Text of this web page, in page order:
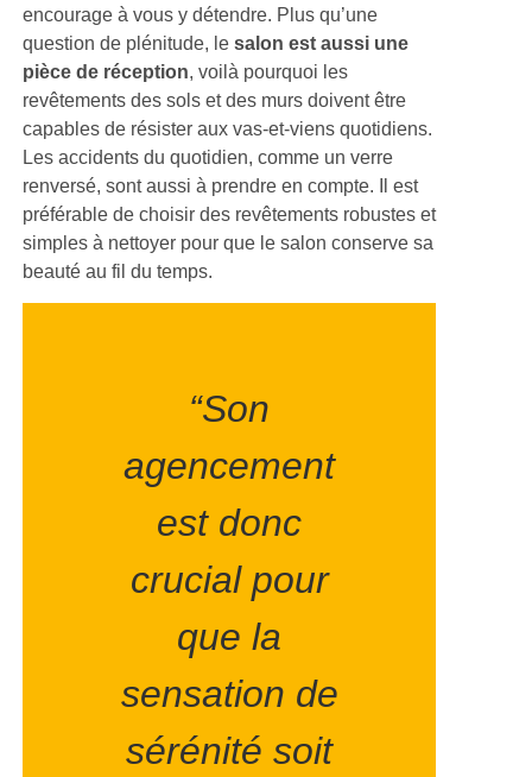
encourage à vous y détendre. Plus qu’une
question de plénitude, lesalon est aussi une
pièce de réception, voilà pourquoi les
revêtements des sols et des murs doivent être
capables de résister aux vas-et-viens quotidiens.
Les accidents du quotidien, comme un verre
renversé, sont aussi à prendre en compte. Il est
préférable de choisir des revêtements robustes et
simples à nettoyer pour que le salon conserve sa
beauté au fil du temps.
“Son
agencement
est donc
crucial pour
que la
sensation de
sérénité soit